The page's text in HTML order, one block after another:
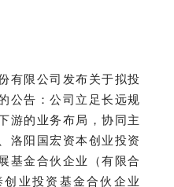
有限公司发布关于拟投
公告：公司立足长远规
游的业务布局，协同主
洛阳国宏资本创业投资
基金合伙企业（有限合
业投资基金合伙企业